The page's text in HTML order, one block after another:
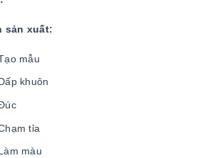
sản xuất:
mẫu
khuôn
tỉa
màu